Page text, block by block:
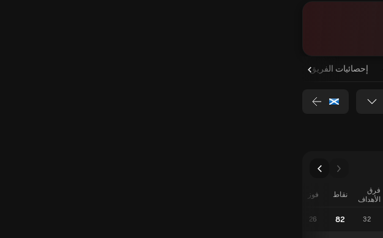
إحصائيات الفريق
فرق
الأهداف
نقاط فوز
32
82
26